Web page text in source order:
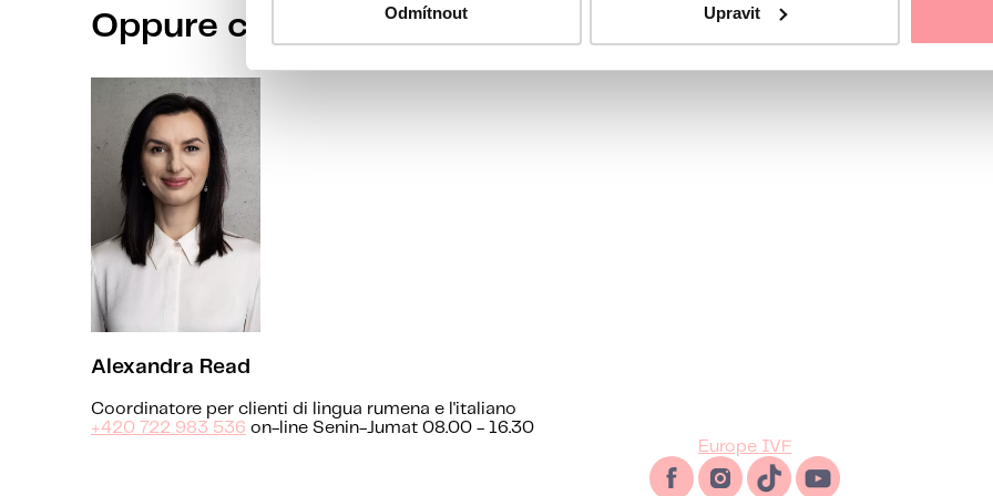
Odmítnout Upravit
Oppure chiama il nostro coordinatore
Alexandra Read
Coordinatore per clienti di lingua rumena e l'italiano
+420 722 983 536 on-line Senin-Jumat 08.00 - 16.30
Europe IVF